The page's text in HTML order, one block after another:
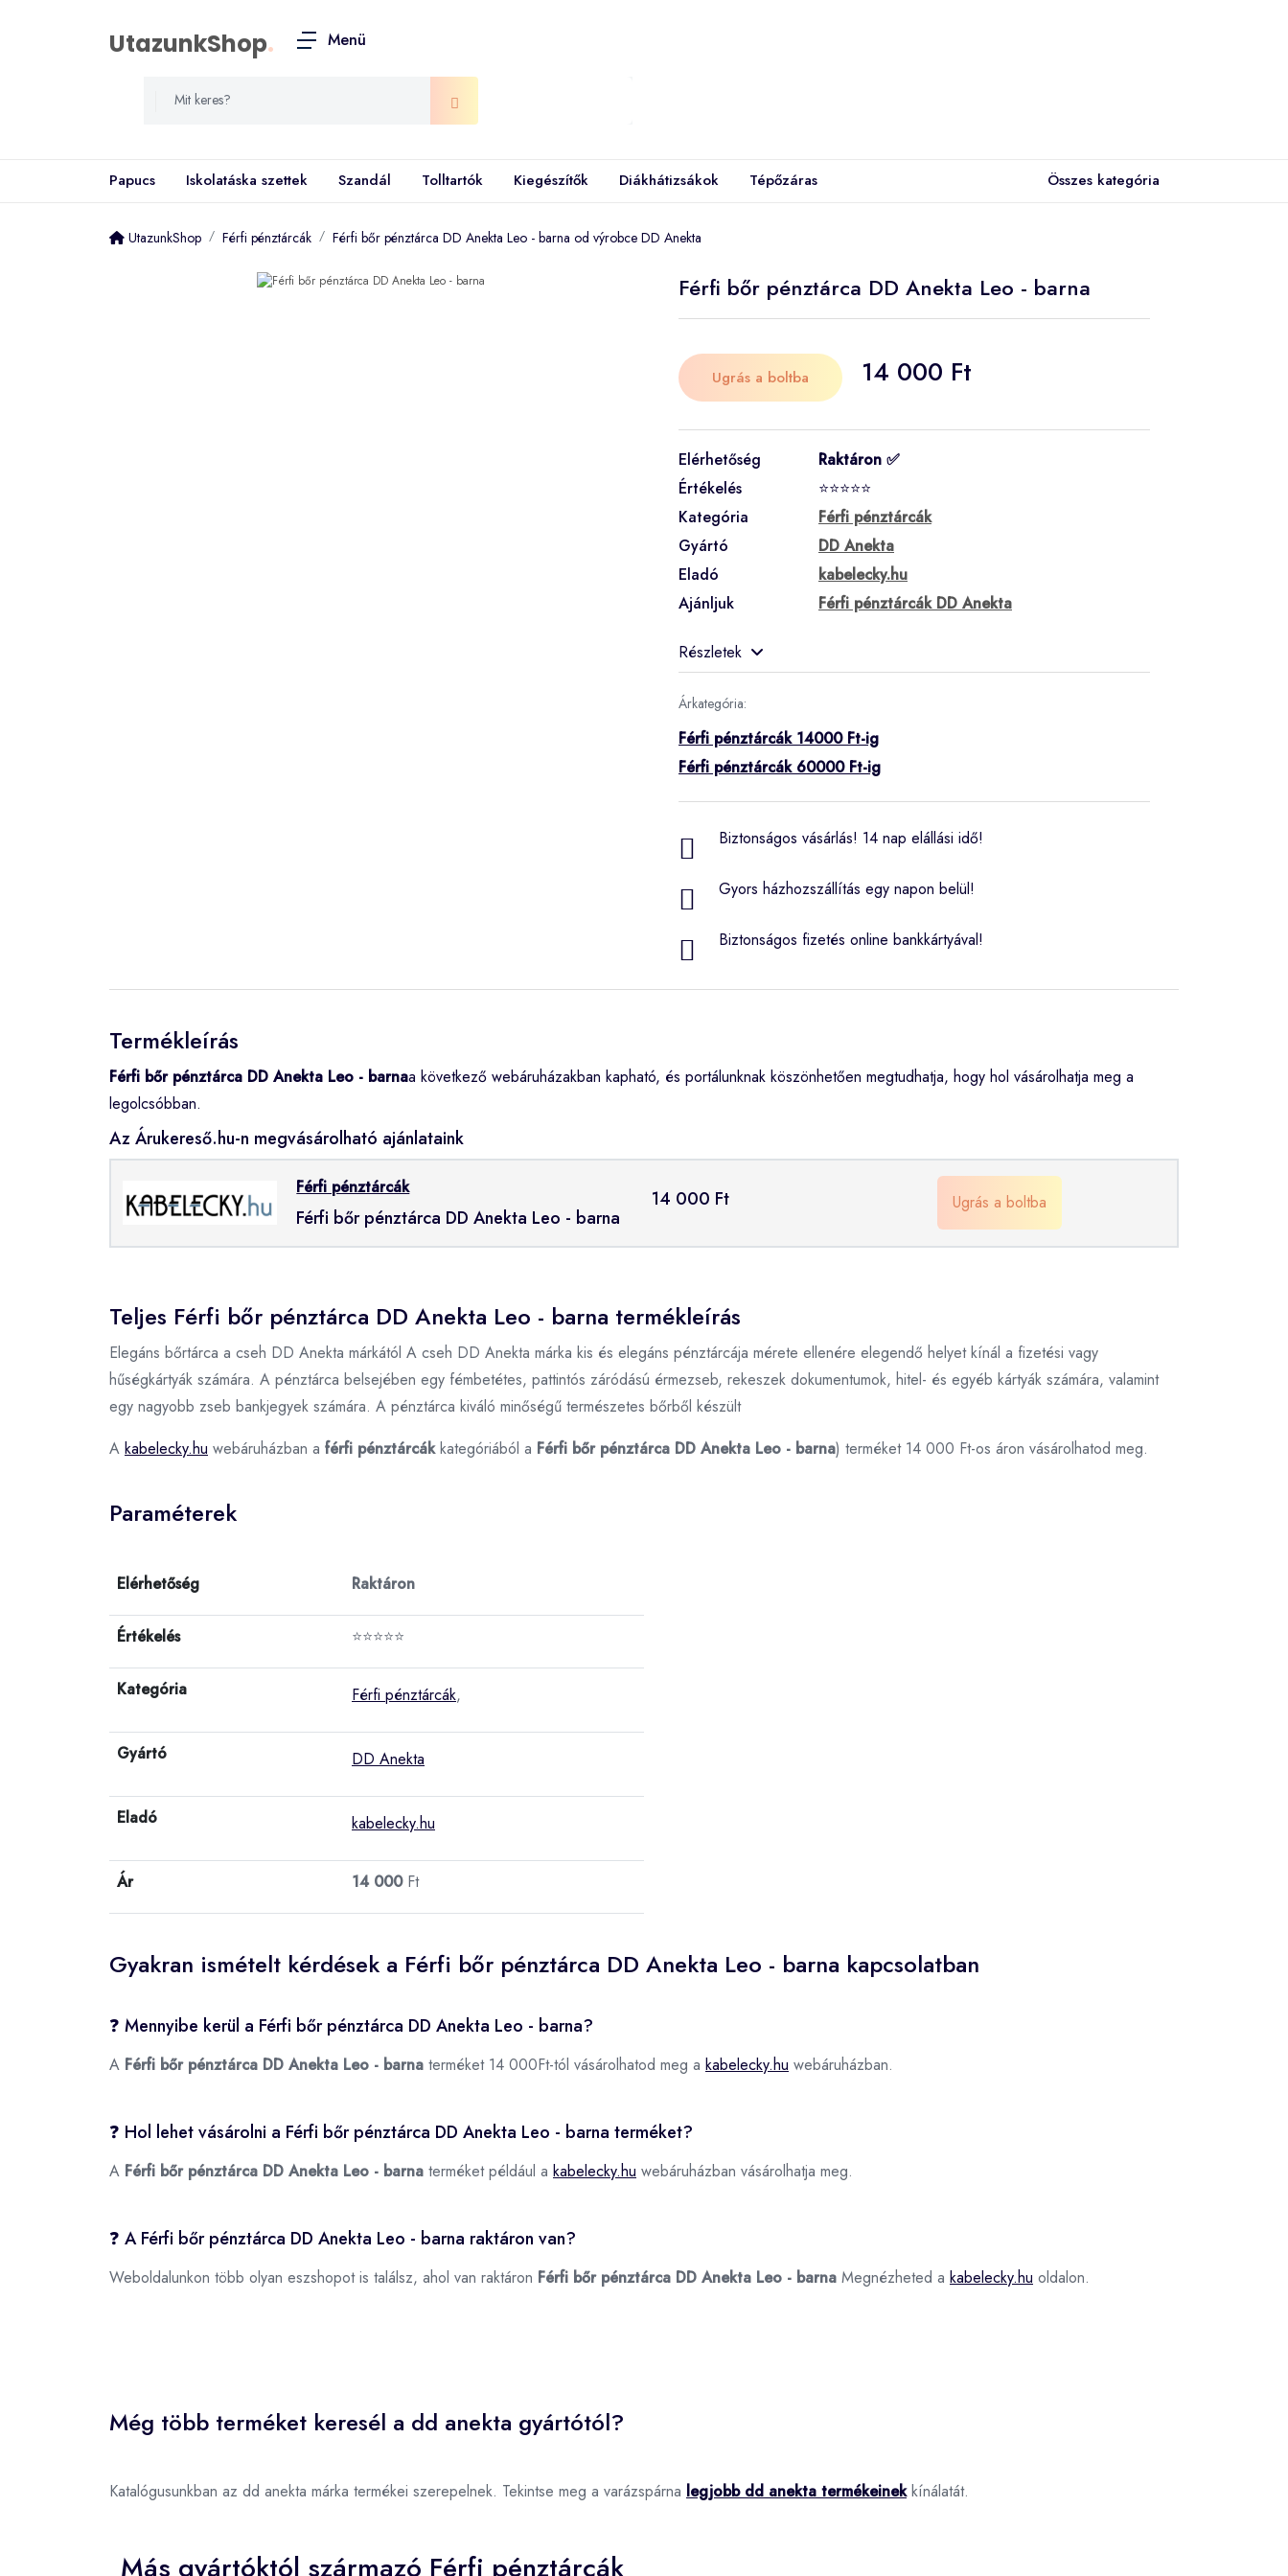
UtazunkShop. Menü
Papucs Iskolatáska szettek Szandál Tolltartók Kiegészítők Diákhátizsákok Tépőzáras Összes kategória
UtazunkShop Férfi pénztárcák Férfi bőr pénztárca DD Anekta Leo - barna od výrobce DD Anekta
Férfi bőr pénztárca DD Anekta Leo - barna
Ugrás a boltba 14 000 Ft
Elérhetőség
Raktáron ✅
Értékelés
⭐⭐⭐⭐⭐
Kategória
Férfi pénztárcák
Gyártó
DD Anekta
Eladó
kabelecky.hu
Ajánljuk
Férfi pénztárcák DD Anekta
Részletek
Árkategória:
Férfi pénztárcák 14000 Ft-ig
Férfi pénztárcák 60000 Ft-ig
Biztonságos vásárlás! 14 nap elállási idő!
Gyors házhozszállítás egy napon belül!
Biztonságos fizetés online bankkártyával!
Termékleírás
Férfi bőr pénztárca DD Anekta Leo - barnaa következő webáruházakban kapható, és portálunknak köszönhetően megtudhatja, hogy hol vásárolhatja meg a
legolcsóbban.
Az Árukereső.hu-n megvásárolható ajánlataink
Férfi pénztárcák
Férfi bőr pénztárca DD Anekta Leo - barna
14 000 Ft Ugrás a boltba
Teljes Férfi bőr pénztárca DD Anekta Leo - barna termékleírás
Elegáns bőrtárca a cseh DD Anekta márkától A cseh DD Anekta márka kis és elegáns pénztárcája mérete ellenére elegendő helyet kínál a fizetési vagy
hűségkártyák számára. A pénztárca belsejében egy fémbetétes, pattintós záródású érmezseb, rekeszek dokumentumok, hitel- és egyéb kártyák számára, valamint
egy nagyobb zseb bankjegyek számára. A pénztárca kiváló minőségű természetes bőrből készült
A kabelecky.hu webáruházban a férfi pénztárcákkategóriából a Férfi bőr pénztárca DD Anekta Leo - barna) terméket 14 000 Ft-os áron vásárolhatod meg.
Paraméterek
Elérhetőség Raktáron
Értékelés ⭐⭐⭐⭐⭐
Kategória Férfi pénztárcák,
Gyártó DD Anekta
Eladó kabelecky.hu
Ár 14 000Ft
Gyakran ismételt kérdések a Férfi bőr pénztárca DD Anekta Leo - barna kapcsolatban
❓ Mennyibe kerül a Férfi bőr pénztárca DD Anekta Leo - barna?
A Férfi bőr pénztárca DD Anekta Leo - barna terméket 14 000Ft-tól vásárolhatod meg a kabelecky.hu webáruházban.
❓ Hol lehet vásárolni a Férfi bőr pénztárca DD Anekta Leo - barna terméket?
A Férfi bőr pénztárca DD Anekta Leo - barna terméket például a kabelecky.hu webáruházban vásárolhatja meg.
❓ A Férfi bőr pénztárca DD Anekta Leo - barna raktáron van?
Weboldalunkon több olyan eszshopot is találsz, ahol van raktáron Férfi bőr pénztárca DD Anekta Leo - barna Megnézheted a kabelecky.hu oldalon.
Még több terméket keresél a dd anekta gyártótól?
Katalógusunkban az dd anekta márka termékei szerepelnek. Tekintse meg a varázspárna legjobb dd anekta termékeinekkínálatát.
Más gyártóktól származó Férfi pénztárcák